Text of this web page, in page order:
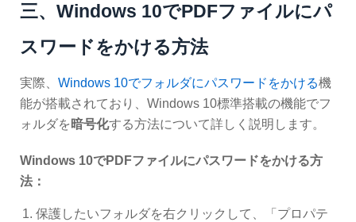
三、Windows 10でPDFファイルにパ
スワードをかける方法
実際、 Windows 10でフォルダにパスワードをかける機
能が搭載されており、Windows 10標準搭載の機能でフ
ォルダを 暗号化する方法について詳しく説明します。
Windows 10でPDFファイルにパスワードをかける方
法：
保護したいフォルダを右クリックして、「プロパテ